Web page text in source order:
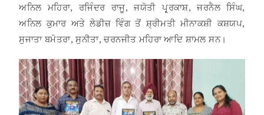
ਅਨਿਲ ਮਹਿਰਾ, ਰਜਿੰਦਰ ਰਾਜੂ, ਜਯੋਤੀ ਪ੍ਰ੍ਰਕਾਸ਼, ਜਰਨੈਲ ਸਿੰਘ,
ਅਨਿਲ ਕੁਮਾਰ ਅਤੇ ਲੇਡੀਜ਼ ਵਿੰਗ ਤੋਂ ਸ਼੍ਰੀਮਤੀ ਮੀਨਾਕਸ਼ੀ ਕਸ਼ਯਪ,
ਸੁਜਾਤਾ ਬਮੋਤਰਾ, ਸੁਨੀਤਾ, ਚਰਨਜੀਤ ਮਹਿਰਾ ਆਦਿ ਸ਼ਾਮਲ ਸਨ।